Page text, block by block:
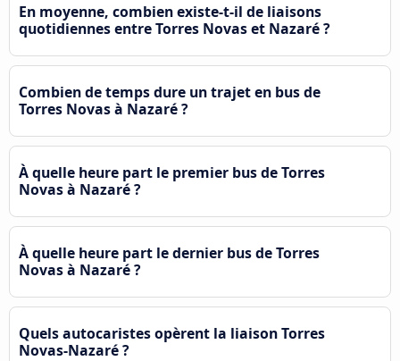
En moyenne, combien existe-t-il de liaisons
quotidiennes entre Torres Novas et Nazaré ?
Combien de temps dure un trajet en bus de
Torres Novas à Nazaré ?
À quelle heure part le premier bus de Torres
Novas à Nazaré ?
À quelle heure part le dernier bus de Torres
Novas à Nazaré ?
Quels autocaristes opèrent la liaison Torres
Novas-Nazaré ?